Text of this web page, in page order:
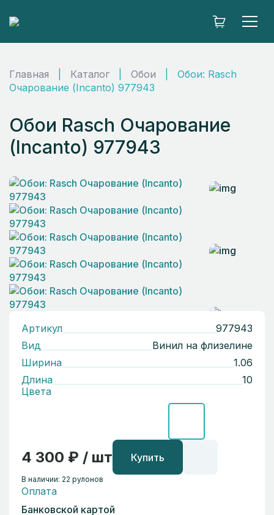
Главная Каталог Обои
Обои: Rasch
Очарование (Incanto) 977943
Обои Rasch Очарование
(Incanto) 977943
Артикул
977943
Вид
Винил на флизелине
Ширина
1.06
Длина
10
Цвета
4 300 ₽ / шт Купить
В наличии: 22 рулонов
Оплата
Банковской картой